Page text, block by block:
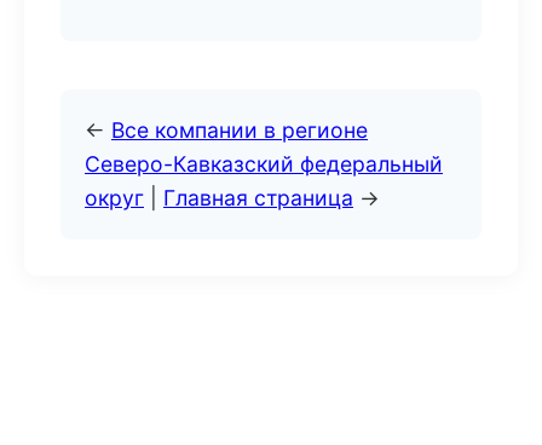
← Все компании в регионе
Северо-Кавказский федеральный
округ
Главная страница →